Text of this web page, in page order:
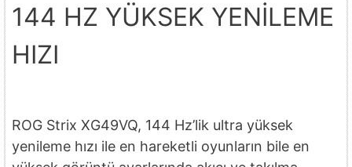
144 HZ YÜKSEK YENİLEME
HIZI
ROG Strix XG49VQ, 144 Hz’lik ultra yüksek
yenileme hızı ile en hareketli oyunların bile en